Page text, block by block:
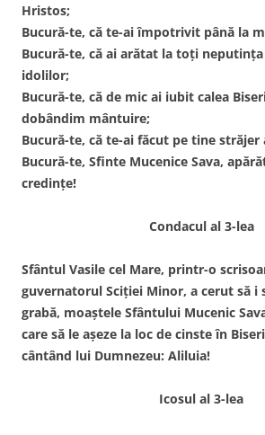
Hristos;
Bucură-te, că te-ai împotrivit până la
Bucură-te, că ai arătat la toți
idolilor;
Bucură-te, că de mic ai iubit calea
dobândim mântuire;
Bucură-te, că te-ai făcut pe tine străjer
Bucură-te, Sfinte Mucenice Sava,
credințe!
Condacul al 3-lea
Sfântul Vasile cel Mare, printr-o
guvernatorul Sciției Minor, a cerut să i
grabă, moaștele Sfântului Mucenic
care să le așeze la loc de cinste în
cântând lui Dumnezeu: Aliluia!
Icosul al 3-lea